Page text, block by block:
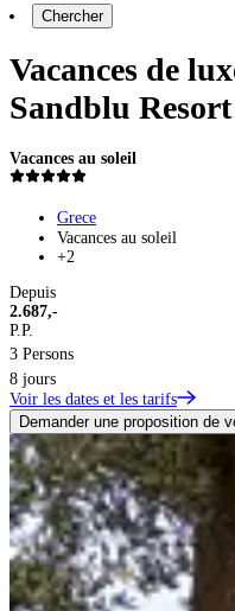
Chercher
Vacances de
Sandblu Resort
Vacances au soleil
Grece
Vacances au soleil
+2
Depuis
2.687,-
P.P.
3 Persons
8 jours
Voir les dates et les tarifs
Demander une proposition de